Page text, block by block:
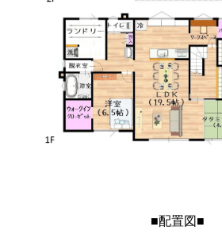
■配置図■